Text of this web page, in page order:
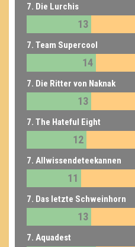
7. Die Lurchis
13
7. Team Supercool
14
7. Die Ritter von Naknak
13
7. The Hateful Eight
12
7. Allwissendeteekannen
11
7. Das letzte Schweinhorn
13
7. Aquadest